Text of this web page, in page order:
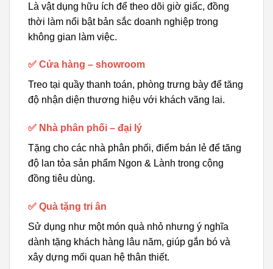
Là vật dụng hữu ích để theo dõi giờ giấc, đồng
thời làm nổi bật bản sắc doanh nghiệp trong
không gian làm việc.
✅ Cửa hàng – showroom
Treo tại quầy thanh toán, phòng trưng bày để tăng
độ nhận diện thương hiệu với khách vãng lai.
✅ Nhà phân phối – đại lý
Tặng cho các nhà phân phối, điểm bán lẻ để tăng
độ lan tỏa sản phẩm Ngon & Lành trong cộng
đồng tiêu dùng.
✅ Quà tặng tri ân
Sử dụng như một món quà nhỏ nhưng ý nghĩa
dành tặng khách hàng lâu năm, giúp gắn bó và
xây dựng mối quan hệ thân thiết.